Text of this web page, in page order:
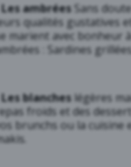
Les ambréesSans
qualités gustatives
marient avec bonheur
: Sardines
Les blancheslégères
froids et des
brunchs ou la cuisine